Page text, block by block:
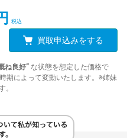
買取申込みをする
ね良好” な状態を想定した価格で
期によって変動いたします。※姉妹
。